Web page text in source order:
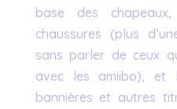
base des
chaussures (plus
sans parler de ceux
avec les amiibo), et
bannières et autres